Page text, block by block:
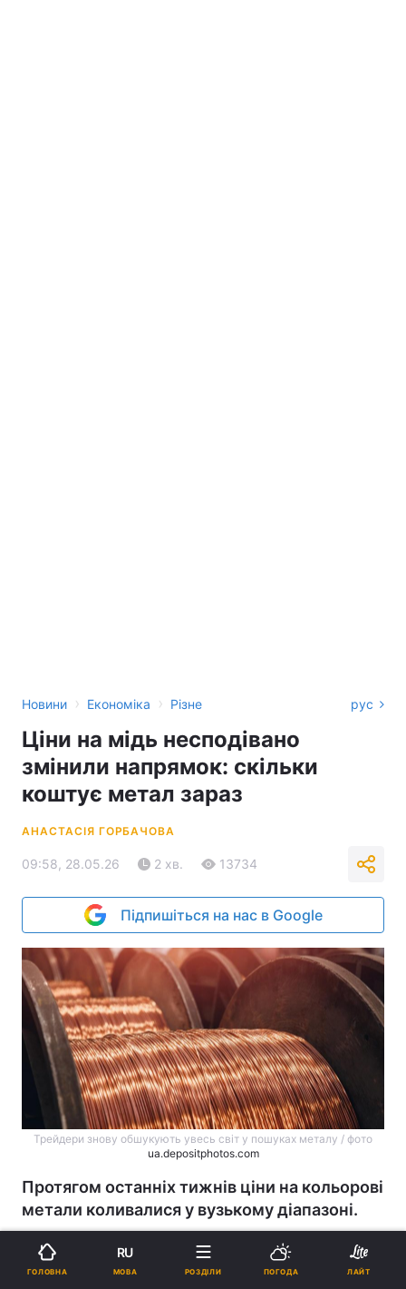
Новини › Економіка › Різне рус
Ціни на мідь несподівано
змінили напрямок: скільки
коштує метал зараз
АНАСТАСІЯ ГОРБАЧОВА
09:58, 28.05.26 2 хв. 13734
Підпишіться на нас в Google
Трейдери знову обшукують увесь світ у пошуках металу / фото
ua.depositphotos.com
Протягом останніх тижнів ціни на кольорові
метали коливалися у вузькому діапазоні.
ГОЛОВНА
RU
МОВА РОЗДІЛИ ПОГОДА ЛАЙТ